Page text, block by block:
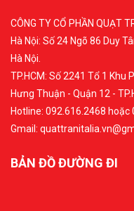
CÔNG TY CỔ PHẦN QUẠT
Hà Nội: Số 24 Ngõ 86 Duy
Hà Nội.
TP.HCM: Số 2241 Tổ 1 Khu
Hưng Thuận - Quận 12 -
Hotline: 092.616.2468 hoặc
Gmail:
BẢN ĐỒ ĐƯỜNG ĐI